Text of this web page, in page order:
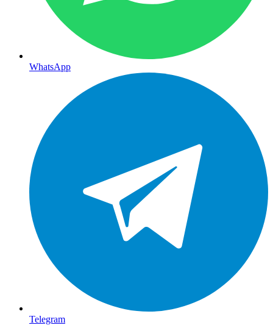
WhatsApp
Telegram